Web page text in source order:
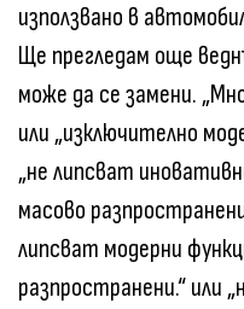
използвано в
Ще прегледам още
може да се замени.
или „изключително
„не липсват
масово
липсват модерни
разпространени.“ или